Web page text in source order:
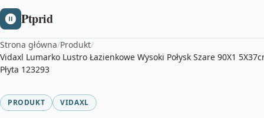
Ptprid
Strona główna/Produkt/
Vidaxl Lumarko Lustro Łazienkowe Wysoki Połysk Szare 90X1
Płyta 123293
PRODUKT VIDAXL